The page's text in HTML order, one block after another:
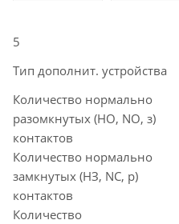
5
Тип дополнит. устройства
Количество нормально
разомкнутых (НО, NO, з)
контактов
Количество нормально
замкнутых (НЗ, NC, р)
контактов
Количество